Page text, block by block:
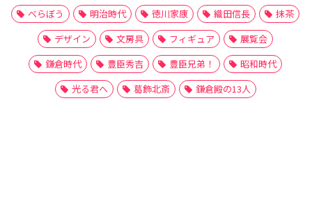
べらぼう
明治時代 徳川家康 織田信長
抹茶
デザイン
文房具 フィギュア
展覧会
鎌倉時代
豊臣秀吉 豊臣兄弟！
昭和時代
光る君へ
葛飾北斎 鎌倉殿の13人